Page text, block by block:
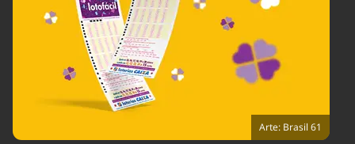
Ciência &
Tecnologia
Educação
Infraestrutura
Internacional
Saúde
Tempo
Arte: Brasil 61